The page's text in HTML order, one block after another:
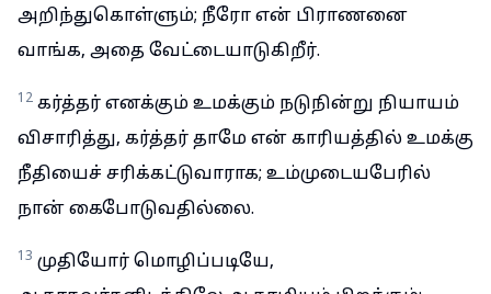
அறிந்துகொள்ளும்; நீரோ என் பிராணனை
வாங்க, அதை வேட்டையாடுகிறீர்.
12 கர்த்தர் எனக்கும் உமக்கும் நடுநின்று நியாயம்
விசாரித்து, கர்த்தர் தாமே என் காரியத்தில் உமக்கு
நீதியைச் சரிக்கட்டுவாராக; உம்முடையபேரில்
நான் கைபோடுவதில்லை.
13 முதியோர் மொழிப்படியே,